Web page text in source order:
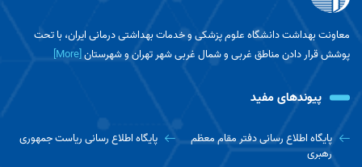
معاونت بهداشت دانشگاه علوم پزشکی و خدمات بهداشتی درمانی ایران، با تحت
پوشش قرار دادن مناطق غربی و شمال غربی شهر تهران و شهرستان[More]
پیوندهای مفید
پایگاه اطلاع رسانی دفتر مقام معظم
رهبری
پایگاه اطلاع رسانی ریاست جمهوری